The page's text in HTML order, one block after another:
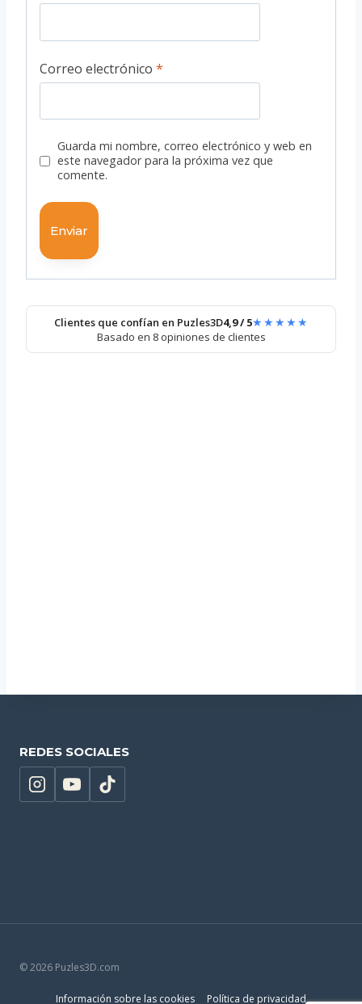
Correo electrónico *
Guarda mi nombre, correo electrónico y web en
este navegador para la próxima vez que
comente.
Clientes que confían en Puzles3D4,9 / 5★★★★★
Basado en 8 opiniones de clientes
REDES SOCIALES
© 2026 Puzles3D.com
Información sobre las cookies Política de privacidad